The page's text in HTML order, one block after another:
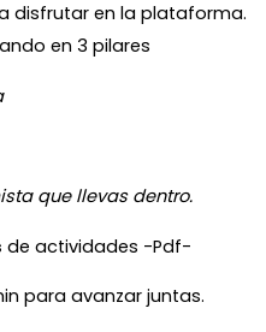
disfrutar en la plataforma.
en 3 pilares
que llevasdentro.
de actividades -Pdf-
para avanzar juntas.